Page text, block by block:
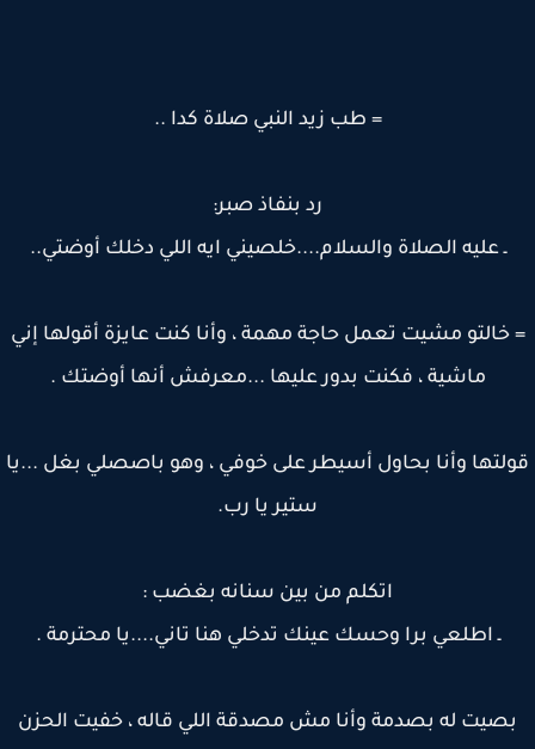
= طب زيد النبي صلاة كدا ..
رد بنفاذ صبر:
ـ عليه الصلاة والسلام....خلصيني ايه اللي دخلك أوضتي..
خالتو مشيت تعمل حاجة مهمة ، وأنا كنت عايزة أقولها إني
ماشية ، فكنت بدور عليها ...معرفش أنها أوضتك .
وأنا بحاول أسيطر على خوفي ، وهو باصصلي بغل ...يا
ستير يا رب.
اتكلم من بين سنانه بغضب :
ـ اطلعي برا وحسك عينك تدخلي هنا تاني....يا محترمة .
له بصدمة وأنا مش مصدقة اللي قاله ، خفيت الحزن